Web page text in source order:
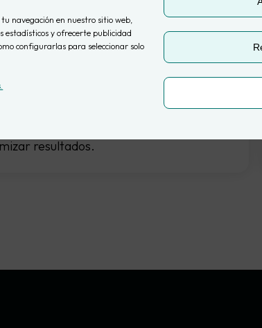
navegación en nuestro sitio web,
estadísticos y ofrecerte publicidad
configurarlas para seleccionar solo
a mejorar tus decisiones de
Subiñas
qué es Meridian, la herramienta
ayudará a entender qué canales
resultados.